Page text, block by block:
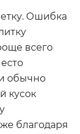
Ошибка
всего
обычно
кусок
благодаря